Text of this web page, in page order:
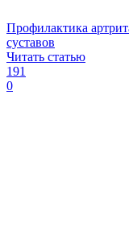
Профилактика
суставов
Читать статью
191
0